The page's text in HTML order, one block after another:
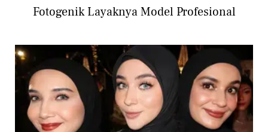
Fotogenik Layaknya Model Profesional